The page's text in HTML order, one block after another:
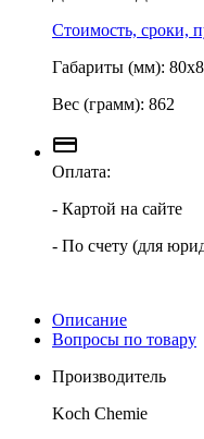
Стоимость, сроки,
Габариты (мм):
Вес (грамм): 862
Оплата:
- Картой на сайте
- По счету (для
Описание
Вопросы по товару
Производитель
Koch Chemie